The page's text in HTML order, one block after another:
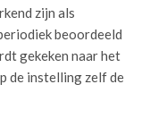
zijn als
beoordeeld
gekeken naar het
de instelling zelf de